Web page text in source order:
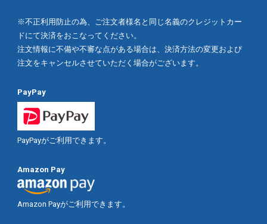
※不正利用防止の為、ご注文者様名と同じ名義のクレジットカー
ドにて決済をおこなってください。
注文情報に不備や不審な点がある場合は、決済方法の変更および
注文をキャンセルさせていただく場合がございます。
PayPay
PayPayがご利用できます。
Amazon Pay
Amazon Payがご利用できます。